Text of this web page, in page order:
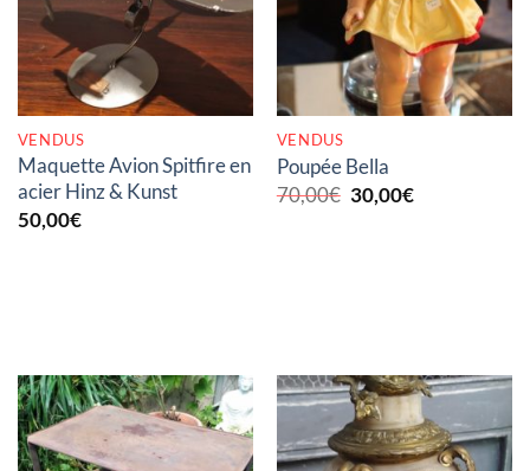
VENDUS
Maquette Avion Spitfire en
acier Hinz & Kunst
50,00€
VENDUS
Poupée Bella
70,00€ Le
prix
30,00€Le